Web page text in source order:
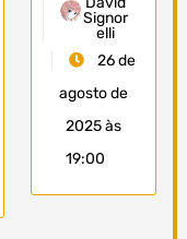
Signor
elli
26 de
agosto de
2025 às
19:00